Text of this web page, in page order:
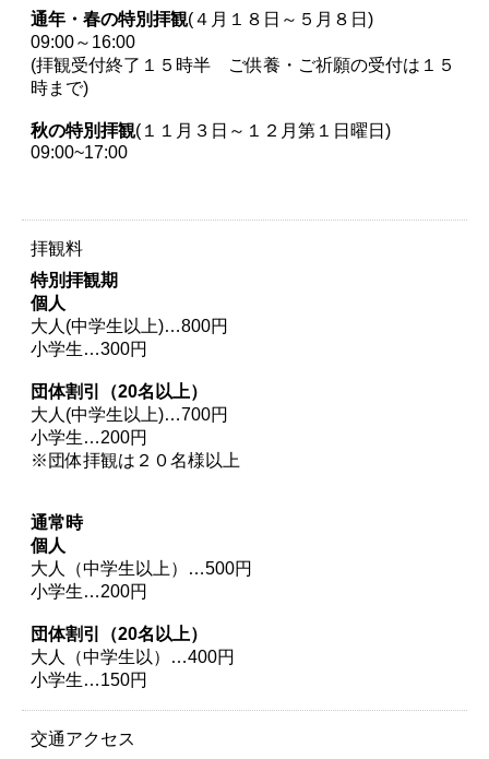
通年・春の特別拝観(４月１８日～５月８日)
09:00～16:00
(拝観受付終了１５時半 ご供養・ご祈願の受付は１５
時まで)
秋の特別拝観(１１月３日～１２月第１日曜日)
09:00~17:00
拝観料
特別拝観期
個人
大人(中学生以上)…800円
小学生…300円
団体割引（20名以上）
大人(中学生以上)…700円
小学生…200円
※団体拝観は２０名様以上
通常時
個人
大人（中学生以上）…500円
小学生…200円
団体割引（20名以上）
大人（中学生以）…400円
小学生…150円
交通アクセス